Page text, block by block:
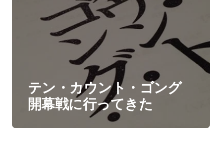
テン・カウント・ゴング
開幕戦に行ってきた